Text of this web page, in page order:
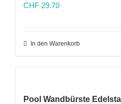
CHF 29.70
In den Warenkorb
Pool Wandbürste